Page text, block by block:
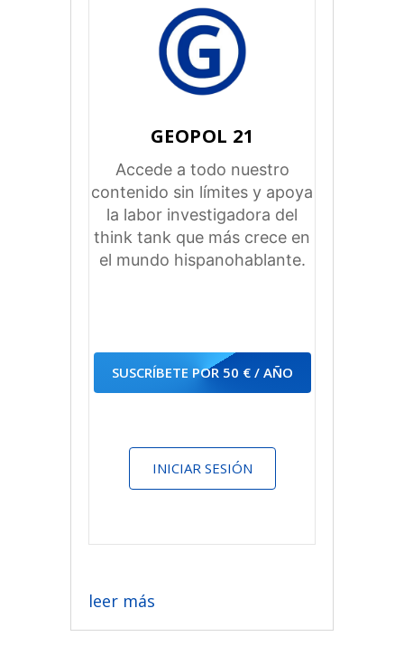
GEOPOL 21
Accede a todo nuestro
contenido sin límites y apoya
la labor investigadora del
think tank que más crece en
el mundo hispanohablante.
SUSCRÍBETE POR 50 € / AÑO
INICIAR SESIÓN
leer más